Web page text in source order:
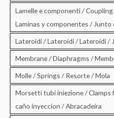
Lamelle e componenti /
Laminas y componentes / Junto
Lateroidi / Lateroidi / Lateroidi /
Membrane / Diaphragms /
Molle / Springs / Resorte / Mola
Morsetti tubi iniezione / Clamps
caño inyeccion / Abracadeira